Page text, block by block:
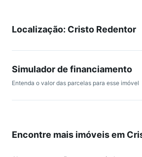
Localização: Cristo Redentor
Simulador de financiamento
Entenda o valor das parcelas para esse imóvel
Encontre mais imóveis em